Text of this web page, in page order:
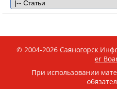
© 2004-2026 Саяногорск
er
При использовании